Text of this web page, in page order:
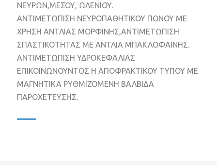
ΝΕΥΡΩΝ,ΜΕΣΟΥ, ΩΛΕΝΙΟΥ.
ΑΝΤΙΜΕΤΩΠΙΣΗ ΝΕΥΡΟΠΑΘΗΤΙΚΟΥ ΠΟΝΟΥ ΜΕ
ΧΡΗΣΗ ΑΝΤΛΙΑΣ ΜΟΡΦΙΝΗΣ,ΑΝΤΙΜΕΤΩΠΙΣΗ
ΣΠΑΣΤΙΚΟΤΗΤΑΣ ΜΕ ΑΝΤΛΙΑ ΜΠΑΚΛΟΦΑΙΝΗΣ.
ΑΝΤΙΜΕΤΩΠΙΣΗ ΥΔΡΟΚΕΦΑΛΙΑΣ
ΕΠΙΚΟΙΝΩΝΟΥΝΤΟΣ Η ΑΠΟΦΡΑΚΤΙΚΟΥ ΤΥΠΟΥ ΜΕ
ΜΑΓΝΗΤΙΚΑ ΡΥΘΜΙΖΟΜΕΝΗ ΒΑΛΒΙΔΑ
ΠΑΡΟΧΕΤΕΥΣΗΣ.